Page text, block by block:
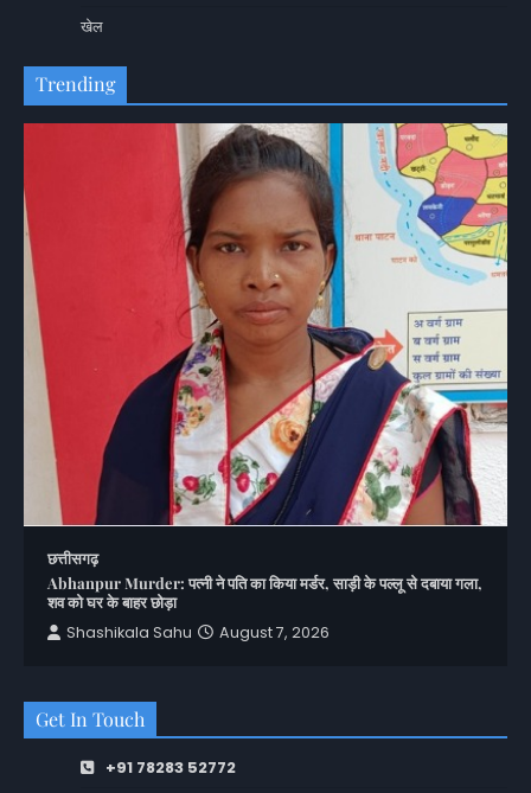
खेल
Trending
छत्तीसगढ़
Abhanpur Murder: पत्नी ने पति का किया मर्डर, साड़ी के पल्लू से दबाया गला,
शव को घर के बाहर छोड़ा
Shashikala Sahu
August 7, 2026
Get In Touch
+91 78283 52772